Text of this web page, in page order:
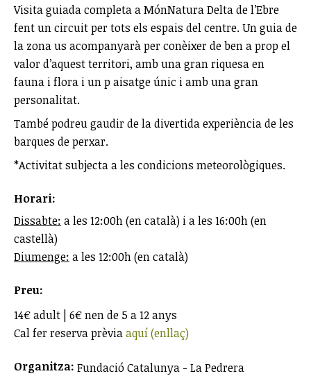
Visita guiada completa a MónNatura Delta de l’Ebre
fent un circuit per tots els espais del centre. Un guia de
la zona us acompanyarà per conèixer de ben a prop el
valor d’aquest territori, amb una gran riquesa en
fauna i flora i un p aisatge únic i amb una gran
personalitat.
També podreu gaudir de la divertida experiència de les
barques de perxar.
*Activitat subjecta a les condicions meteorològiques.
Horari:
Dissabte: a les 12:00h (en català) i a les 16:00h (en
castellà)
Diumenge: a les 12:00h (en català)
Preu:
14€ adult | 6€ nen de 5 a 12 anys
Cal fer reserva prèviaaquí (enllaç)
Organitza: Fundació Catalunya - La Pedrera